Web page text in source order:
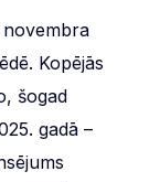
Kopējās
šogad
gadā –